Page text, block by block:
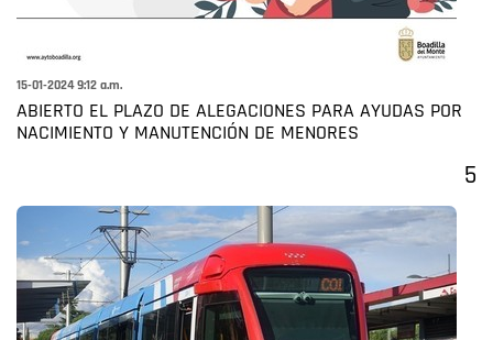
15-01-2024 9:12 a.m.
ABIERTO EL PLAZO DE ALEGACIONES PARA AYUDAS POR
NACIMIENTO Y MANUTENCIÓN DE MENORES
5